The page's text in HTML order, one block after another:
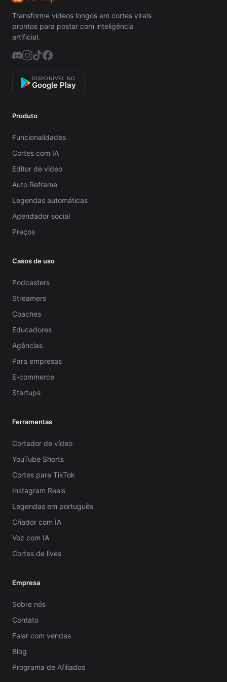
Transforme vídeos longos em cortes virais
prontos para postar com inteligência
artificial.
DISPONÍVEL NO
Google Play
Produto
Funcionalidades
Cortes com IA
Editor de vídeo
Auto Reframe
Legendas automáticas
Agendador social
Preços
Casos de uso
Podcasters
Streamers
Coaches
Educadores
Agências
Para empresas
E-commerce
Startups
Ferramentas
Cortador de vídeo
YouTube Shorts
Cortes para TikTok
Instagram Reels
Legendas em português
Criador com IA
Voz com IA
Cortes de lives
Empresa
Sobre nós
Contato
Falar com vendas
Blog
Programa de Afiliados